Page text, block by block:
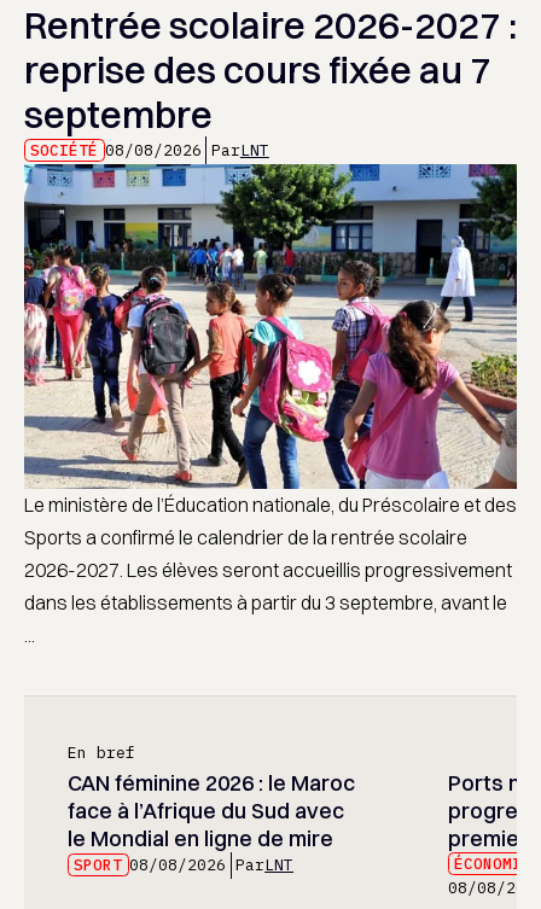
Rentrée scolaire 2026-2027 :
reprise des cours fixée au 7
septembre
SOCIÉTÉ 08/08/2026 ParLNT
Le ministère de l’Éducation nationale, du Préscolaire et des
Sports a confirmé le calendrier de la rentrée scolaire
2026-2027. Les élèves seront accueillis progressivement
dans les établissements à partir du 3 septembre, avant le
En bref
CAN féminine 2026 : le Maroc
face à l’Afrique du Sud avec
le Mondial en ligne de mire
SPORT 08/08/2026 ParLNT
Ports
premier
08/08/